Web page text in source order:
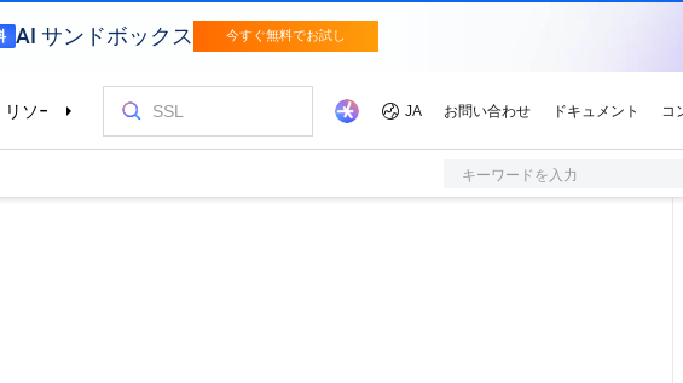
キーワードを入力